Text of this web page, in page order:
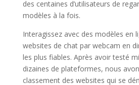
des centaines d’utilisateurs de
modèles à la fois.
Interagissez avec des modèles en
websites de chat par webcam en
les plus fiables. Après avoir testé
dizaines de plateformes, nous
classement des websites qui se